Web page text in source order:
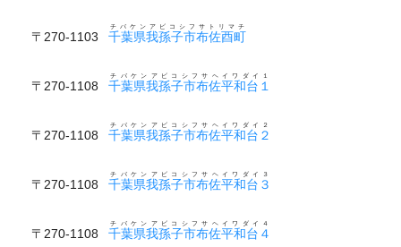
〒270-1103 千葉県我孫子市布佐酉町
チバケンアビコシフサトリマチ
〒270-1108 千葉県我孫子市布佐平和台１
チバケンアビコシフサヘイワダイ１
〒270-1108 千葉県我孫子市布佐平和台２
チバケンアビコシフサヘイワダイ２
〒270-1108 千葉県我孫子市布佐平和台３
チバケンアビコシフサヘイワダイ３
〒270-1108 千葉県我孫子市布佐平和台４
チバケンアビコシフサヘイワダイ４